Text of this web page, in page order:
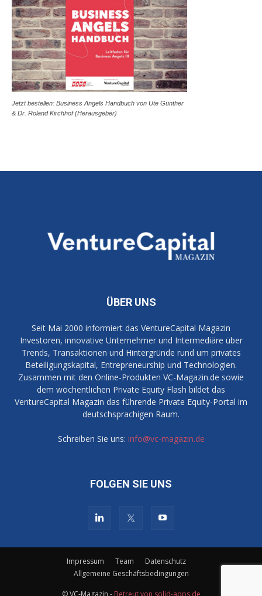
Jetzt bestellen: Business Angels Handbuch von Ute Günther
& Dr. Roland Kirchhof (Herausgeber)
ÜBER UNS
Seit Mai 2000 informiert das VentureCapital Magazin
Investoren, innovative Unternehmer und Intermediäre über
Trends, Transaktionen und Hintergründe rund um privates
Beteiligungskapital, Entrepreneurship und Technologien.
Zusammen mit den Online-Produkten VC-Magazin.de sowie
dem wöchentlichen Private Equity Flash bildet das
VentureCapital Magazin das führende Private Equity-Portal im
deutschsprachigen Raum.
Schreiben Sie uns: info@vc-magazin.de
FOLGEN SIE UNS
Impressum Team
Datenschutz
Allgemeine Geschäftsbedingungen
© VC-Magazin - Betreut von solid-apps.de